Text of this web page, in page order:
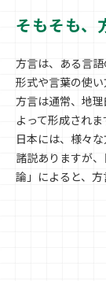
そもそも、
方言は、ある言
形式や言葉の使い
方言は通常、地
よって形成されま
日本には、様々な
諸説ありますが
論」によると、方